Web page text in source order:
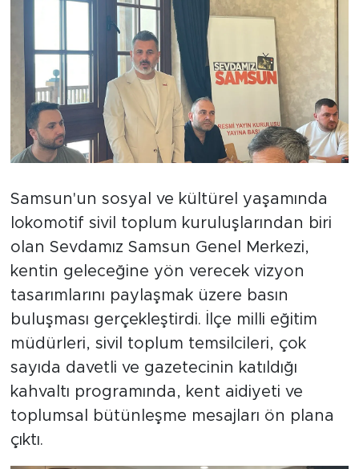
Samsun'un sosyal ve kültürel yaşamında
lokomotif sivil toplum kuruluşlarından biri
olan Sevdamız Samsun Genel Merkezi,
kentin geleceğine yön verecek vizyon
tasarımlarını paylaşmak üzere basın
buluşması gerçekleştirdi. İlçe milli eğitim
müdürleri, sivil toplum temsilcileri, çok
sayıda davetli ve gazetecinin katıldığı
kahvaltı programında, kent aidiyeti ve
toplumsal bütünleşme mesajları ön plana
çıktı.